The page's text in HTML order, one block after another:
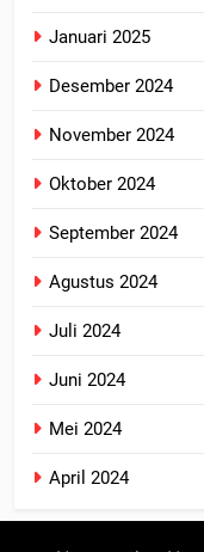
Januari 2025
Desember 2024
November 2024
Oktober 2024
September 2024
Agustus 2024
Juli 2024
Juni 2024
Mei 2024
April 2024